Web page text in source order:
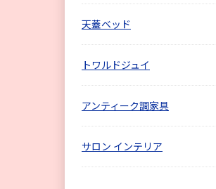
天蓋ベッド
トワルドジュイ
アンティーク調家具
サロン インテリア